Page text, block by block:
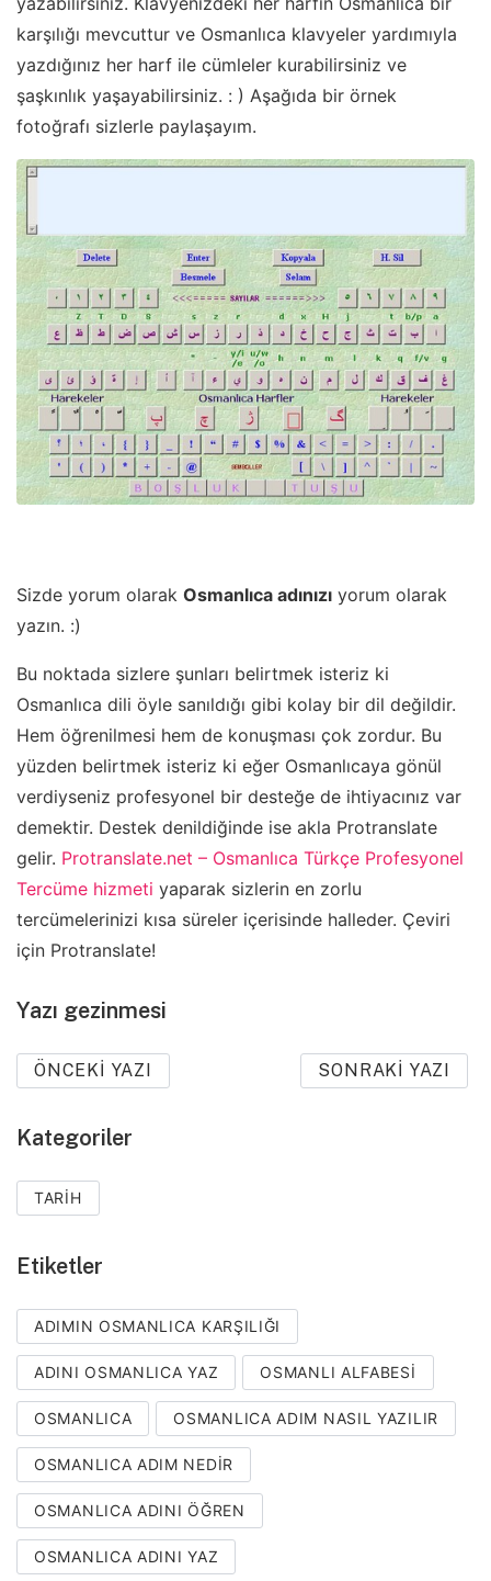
karşılığı mevcuttur ve Osmanlıca klavyeler yardımıyla
yazdığınız her harf ile cümleler kurabilirsiniz ve
şaşkınlık yaşayabilirsiniz. : ) Aşağıda bir örnek
fotoğrafı sizlerle paylaşayım.
Sizde yorum olarak Osmanlıca adınızı yorum olarak
yazın. :)
Bu noktada sizlere şunları belirtmek isteriz ki
Osmanlıca dili öyle sanıldığı gibi kolay bir dil değildir.
Hem öğrenilmesi hem de konuşması çok zordur. Bu
yüzden belirtmek isteriz ki eğer Osmanlıcaya gönül
verdiyseniz profesyonel bir desteğe de ihtiyacınız var
demektir. Destek denildiğinde ise akla Protranslate
gelir. Protranslate.net – Osmanlıca Türkçe Profesyonel
Tercüme hizmeti yaparak sizlerin en zorlu
tercümelerinizi kısa süreler içerisinde halleder. Çeviri
için Protranslate!
Yazı gezinmesi
ÖNCEKI YAZI SONRAKI YAZI
Kategoriler
TARIH
Etiketler
ADIMIN OSMANLICA KARŞILIĞI
ADINI OSMANLICA YAZ OSMANLI ALFABESI
OSMANLICA OSMANLICA ADIM NASIL YAZILIR
OSMANLICA ADIM NEDIR
OSMANLICA ADINI ÖĞREN
OSMANLICA ADINI YAZ